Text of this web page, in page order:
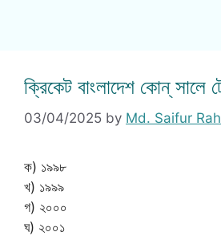
ক্রিকেট বাংলাদেশ কোন্ সালে
03/04/2025 by Md. Saifur
ক) ১৯৯৮
খ) ১৯৯৯
গ) ২০০০
ঘ) ২০০১